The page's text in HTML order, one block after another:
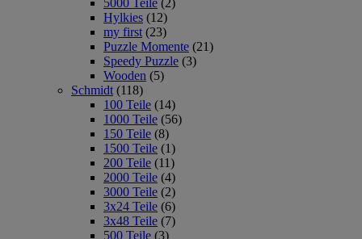
5000 Teile (2)
Hylkies (12)
my first (23)
Puzzle Momente (21)
Speedy Puzzle (3)
Wooden (5)
Schmidt (118)
100 Teile (14)
1000 Teile (56)
150 Teile (8)
1500 Teile (1)
200 Teile (11)
2000 Teile (4)
3000 Teile (2)
3x24 Teile (6)
3x48 Teile (7)
500 Teile (3)